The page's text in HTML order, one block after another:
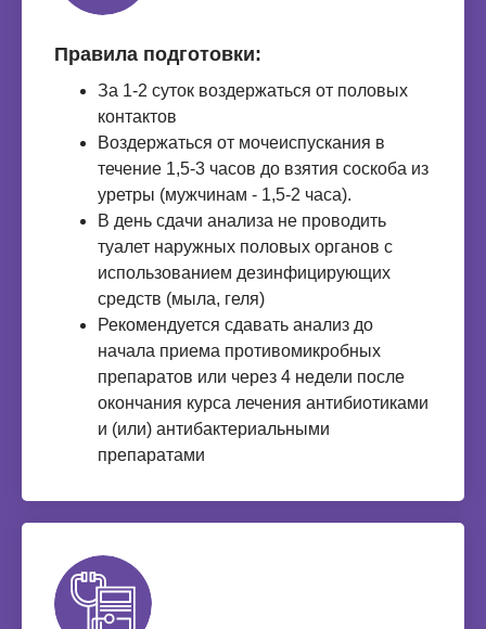
Правила подготовки:
За 1-2 суток воздержаться от половых
контактов
Воздержаться от мочеиспускания в
течение 1,5-3 часов до взятия соскоба из
уретры (мужчинам - 1,5-2 часа).
В день сдачи анализа не проводить
туалет наружных половых органов с
использованием дезинфицирующих
средств (мыла, геля)
Рекомендуется сдавать анализ до
начала приема противомикробных
препаратов или через 4 недели после
окончания курса лечения антибиотиками
и (или) антибактериальными
препаратами